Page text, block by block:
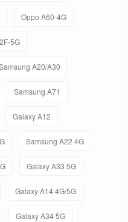
Oppo A60-4G
5G
A20/A30
Samsung A71
Galaxy A12
Samsung A22 4G
Galaxy A33 5G
Galaxy A14 4G/5G
Galaxy A34 5G